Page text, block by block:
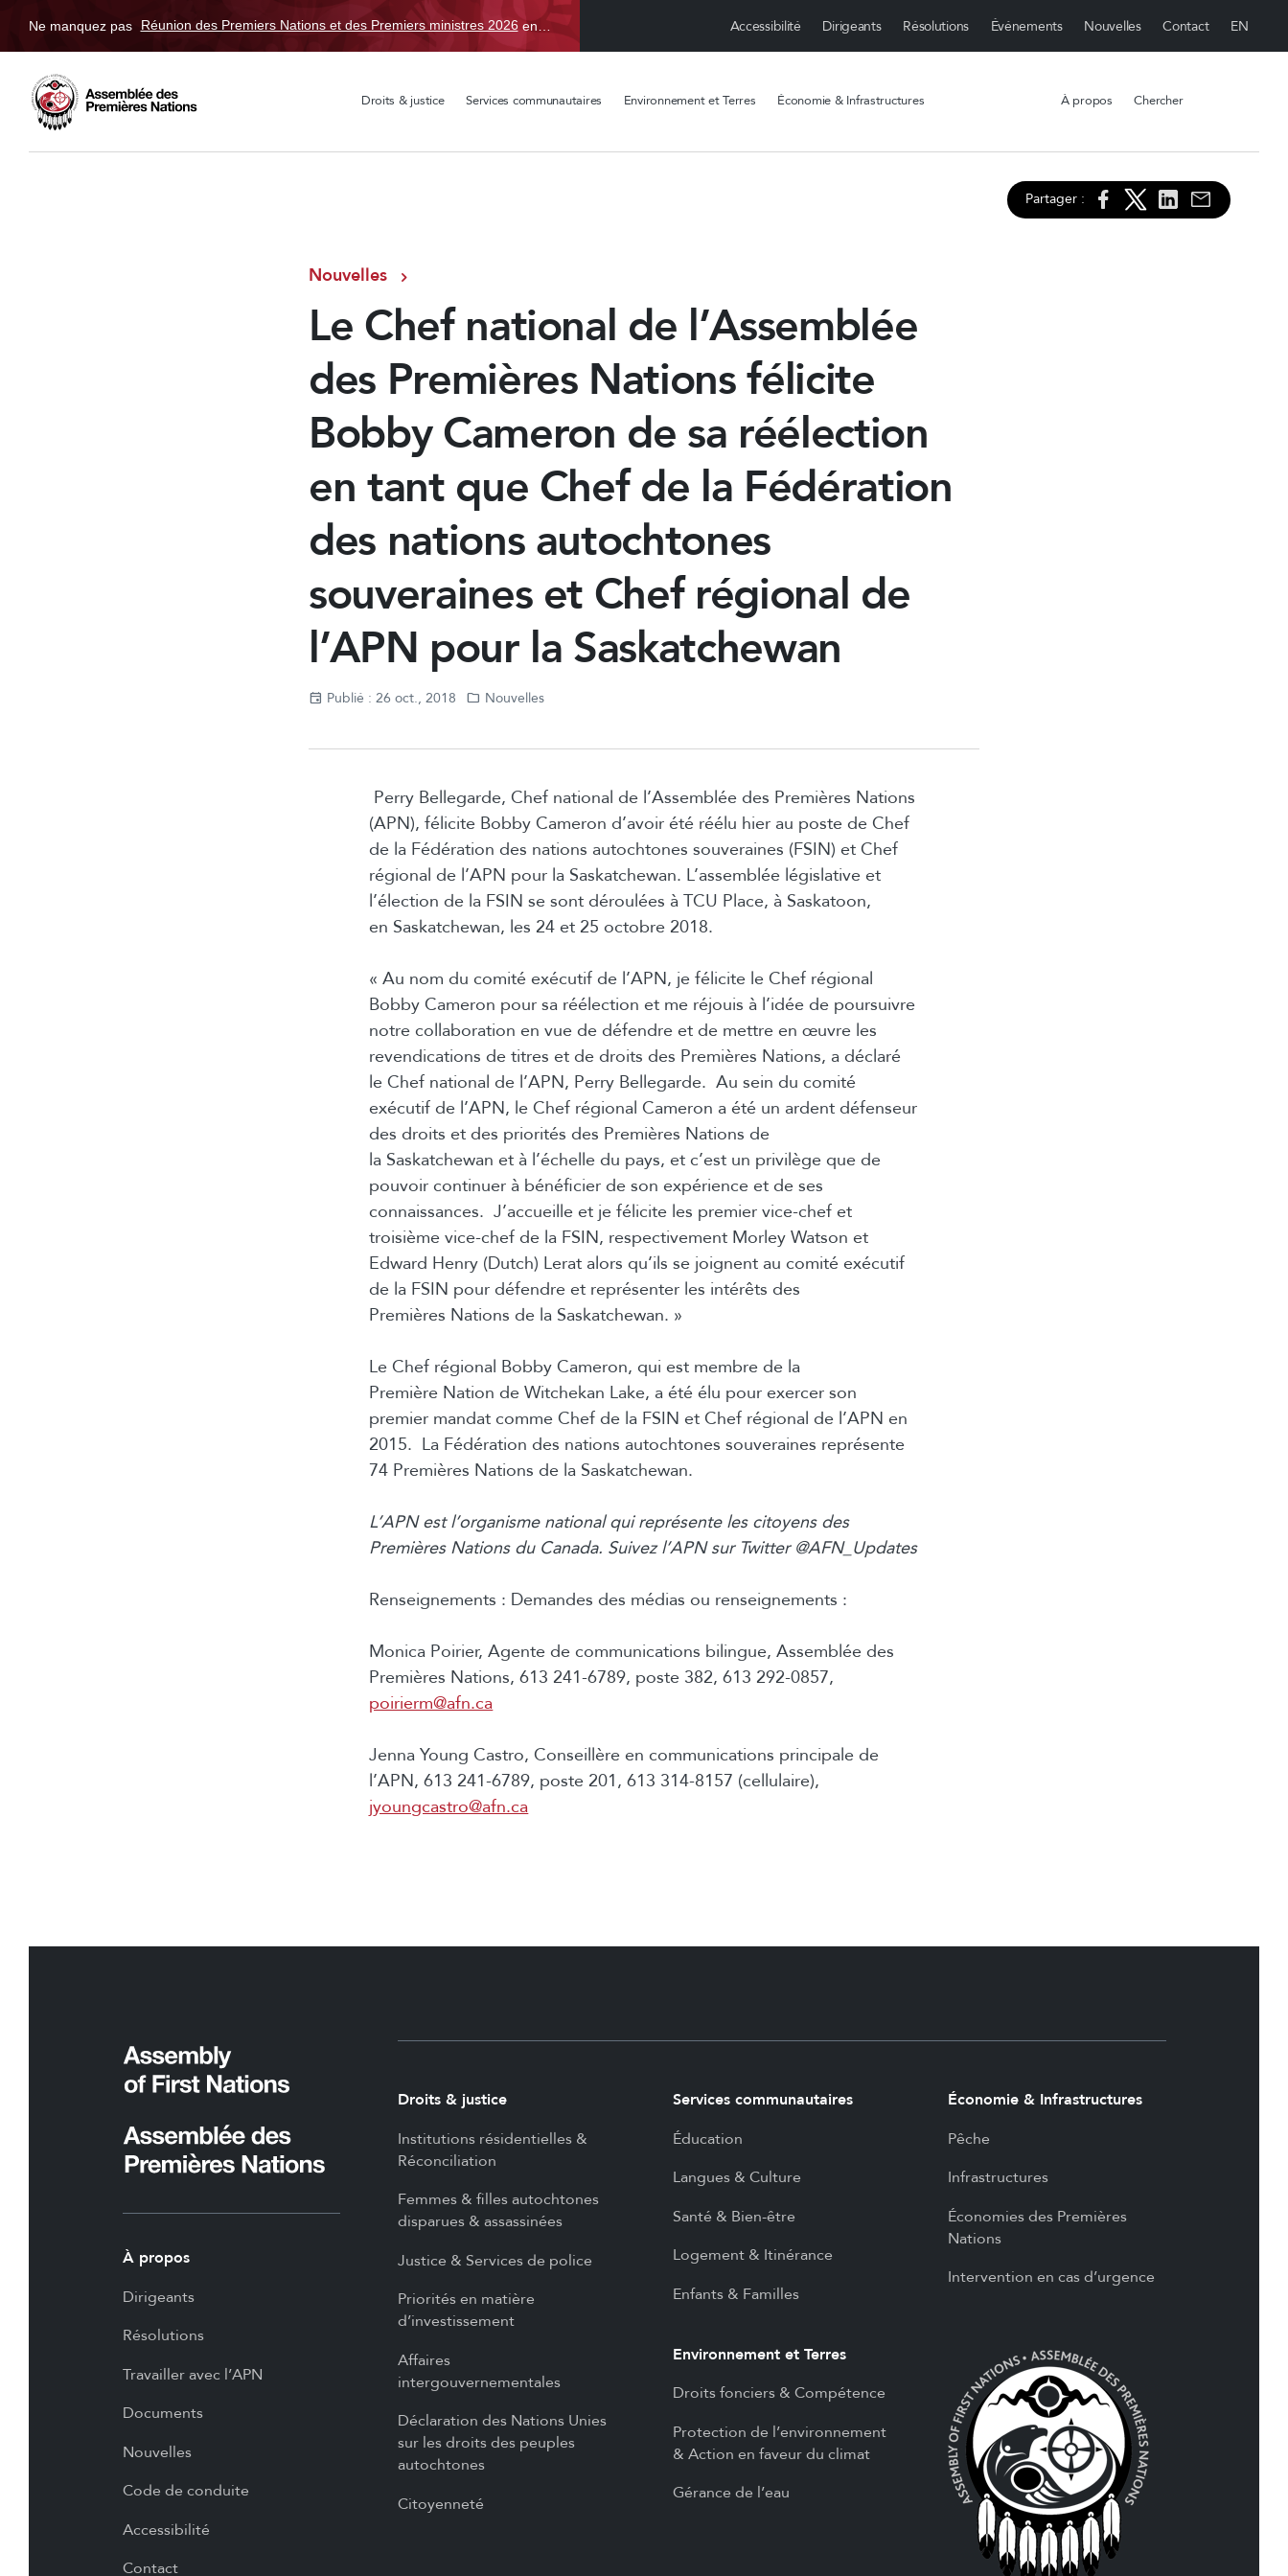
Ne manquez pas Réunion des Premiers Nations et des Premiers ministres 2026en TBD, du 15 avr. au 1 sept. Accessibilité Dirigeants Résolutions Événements Nouvelles Contact
Droits & justice Services communautaires Environnement et Terres Économie & Infrastructures À propos Chercher
Partager :
Nouvelles
Le Chef national de l’Assemblée
des Premières Nations félicite
Bobby Cameron de sa réélection
en tant que Chef de la Fédération
des nations autochtones
souveraines et Chef régional de
l’APN pour la Saskatchewan
Publié : 26 oct., 2018 Nouvelles
Perry Bellegarde, Chef national de l’Assemblée des Premières Nations
(APN), félicite Bobby Cameron d’avoir été réélu hier au poste de Chef
de la Fédération des nations autochtones souveraines (FSIN) et Chef
régional de l’APN pour la Saskatchewan. L’assemblée législative et
l’élection de la FSIN se sont déroulées à TCU Place, à Saskatoon,
en Saskatchewan, les 24 et 25 octobre 2018.
« Au nom du comité exécutif de l’APN, je félicite le Chef régional
Bobby Cameron pour sa réélection et me réjouis à l’idée de poursuivre
notre collaboration en vue de défendre et de mettre en œuvre les
revendications de titres et de droits des Premières Nations, a déclaré
le Chef national de l’APN, Perry Bellegarde. Au sein du comité
exécutif de l’APN, le Chef régional Cameron a été un ardent défenseur
des droits et des priorités des Premières Nations de
la Saskatchewan et à l’échelle du pays, et c’est un privilège que de
pouvoir continuer à bénéficier de son expérience et de ses
connaissances. J’accueille et je félicite les premier vice-chef et
troisième vice-chef de la FSIN, respectivement Morley Watson et
Edward Henry (Dutch) Lerat alors qu’ils se joignent au comité exécutif
de la FSIN pour défendre et représenter les intérêts des
Premières Nations de la Saskatchewan. »
Le Chef régional Bobby Cameron, qui est membre de la
Première Nation de Witchekan Lake, a été élu pour exercer son
premier mandat comme Chef de la FSIN et Chef régional de l’APN en
2015. La Fédération des nations autochtones souveraines représente
74 Premières Nations de la Saskatchewan.
L’APN est l’organisme national qui représente les citoyens des
Premières Nations du Canada. Suivez l’APN sur Twitter @AFN_Updates
Renseignements : Demandes des médias ou renseignements :
Monica Poirier, Agente de communications bilingue, Assemblée des
Premières Nations, 613 241-6789, poste 382, 613 292-0857,
poirierm@afn.ca
Jenna Young Castro, Conseillère en communications principale de
l’APN, 613 241-6789, poste 201, 613 314-8157 (cellulaire),
jyoungcastro@afn.ca
À propos
Dirigeants
Résolutions
Travailler avec l’APN
Documents
Nouvelles
Code de conduite
Accessibilité
Contact
Droits & justice
Institutions résidentielles &
Réconciliation
Femmes & filles autochtones
disparues & assassinées
Justice & Services de police
Priorités en matière
d’investissement
Affaires
intergouvernementales
Déclaration des Nations Unies
sur les droits des peuples
autochtones
Citoyenneté
Services communautaires
Éducation
Langues & Culture
Santé & Bien-être
Logement & Itinérance
Enfants & Familles
Environnement et Terres
Droits fonciers & Compétence
Protection de l’environnement
& Action en faveur du climat
Gérance de l’eau
Économie & Infrastructures
Pêche
Infrastructures
Économies des Premières
Nations
Intervention en cas d’urgence